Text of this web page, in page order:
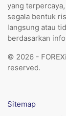
yang
segala bentuk
langsung atau
berdasarkan
© 2026 -
reserved.
Sitemap